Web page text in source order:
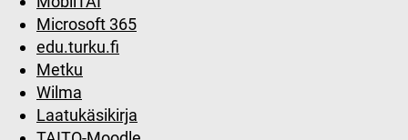
Microsoft 365
edu.turku.fi
Metku
Wilma
Laatukäsikirja